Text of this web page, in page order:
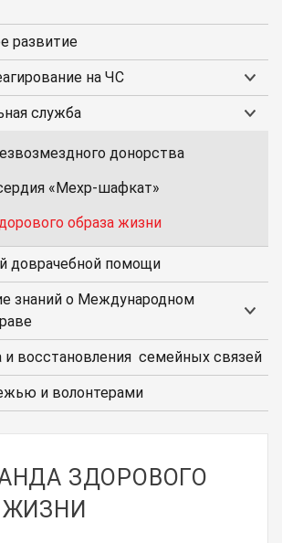
развитие
на ЧС
служба
донорства
«Мехр-шафкат»
образа жизни
доврачебной помощи
знаний о Международном
восстановления семейных связей
и волонтерами
ЗДОРОВОГО